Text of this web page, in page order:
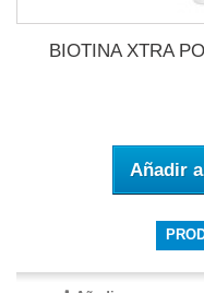
BIOTINA XTRA
Añadir